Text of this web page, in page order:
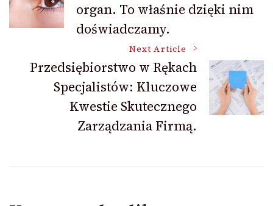
Navigationorgan. To właśnie dzięki nim
doświadczamy.
Next Article
Przedsiębiorstwo w Rękach
Specjalistów: Kluczowe
Kwestie Skutecznego
Zarządzania Firmą.